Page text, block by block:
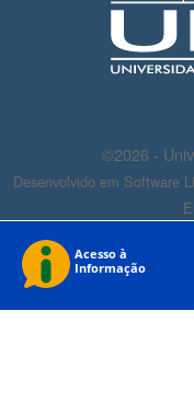
©2026 -
Desenvolvido em Software